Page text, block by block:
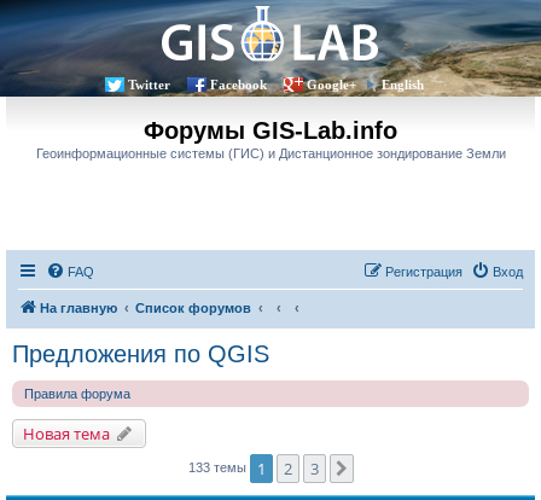
Twitter Facebook Google+ English
Форумы GIS-Lab.info
Геоинформационные системы (ГИС) и Дистанционное зондирование Земли
FAQ Вход
Регистрация
На главную Список форумов
Предложения по QGIS
Правила форума
Новая тема
133 темы 1 2 3